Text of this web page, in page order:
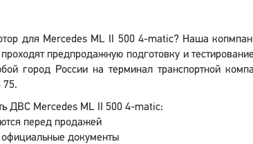
для Mercedes ML II 500 4-matic? Наша
предпродажную подготовку и
город России на терминал транспортной
75.
ДВС Mercedes ML II 500 4-matic:
перед продажей
документы